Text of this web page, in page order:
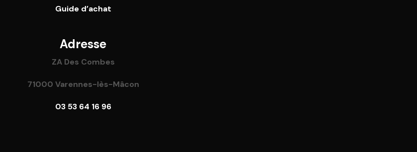
Guide d’achat
Adresse
ZA Des Combes
71000 Varennes-lès-Mâcon
03 53 64 16 96